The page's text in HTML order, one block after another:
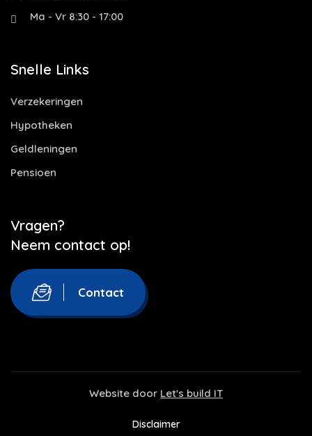
Ma - Vr 8:30 - 17:00
Snelle Links
Verzekeringen
Hypotheken
Geldleningen
Pensioen
Vragen?
Neem contact op!
Contact
Website door Let's build IT
Disclaimer